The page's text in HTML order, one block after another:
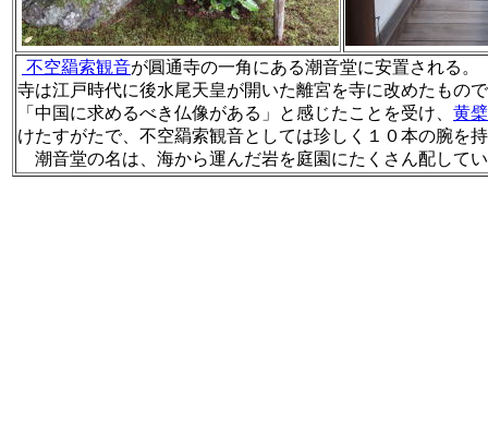
不空羂索観音が圓通寺の一角にある潮音堂に安置される。
寺は江戸時代に後水尾天皇が開いた離宮を寺に改めたもの
「中国に求めるべき仏像がある」と感じたことを受け、 黄
けたすがたで、不空羂索観音としては珍しく１０本の腕を
潮音堂の名は、海から運んだ岩を庭園にたくさん配して